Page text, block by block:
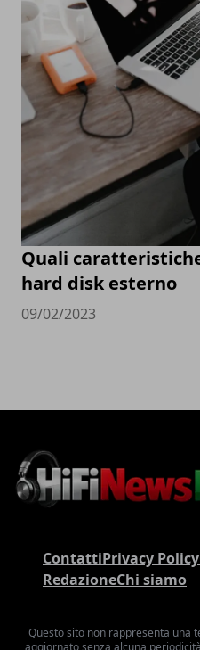
Quali
hard disk esterno
09/02/2023
ContattiPrivacy Policy
RedazioneChi siamo
Questo sito non rappresenta una